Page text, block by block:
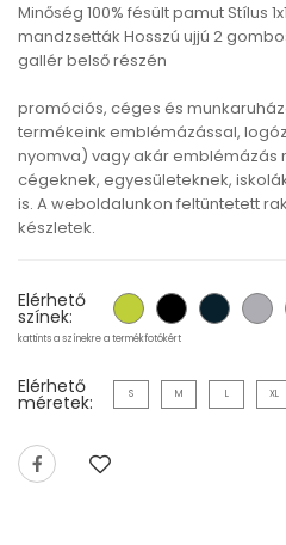
Minőség 100% fésült pamut Stílus
mandzsetták Hosszú ujjú 2
gallér belső részén
promóciós, céges és
termékeink emblémázással,
nyomva) vagy akár emblémázás
cégeknek, egyesületeknek,
is. A weboldalunkon feltüntetett
készletek.
Elérhető
színek:
kattints a színekre a termékfotókért
Elérhető
méretek: S M L XL